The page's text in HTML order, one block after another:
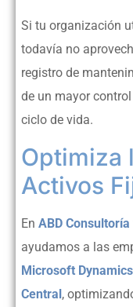
Si tu organización
todavía no
registro de
de un mayor
ciclo de vida.
Optimiza
Activos
En ABD
ayudamos a las
Microsoft
Central ,